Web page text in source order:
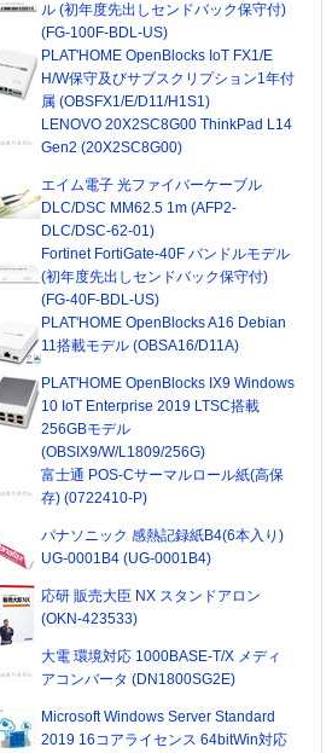
ル (初年度先出しセンドバック保守付)
(FG-100F-BDL-US)
PLAT'HOME OpenBlocks IoT FX1/E
H/W保守及びサブスクリプション1年付
属 (OBSFX1/E/D11/H1S1)
LENOVO 20X2SC8G00 ThinkPad L14
Gen2 (20X2SC8G00)
エイム電子 光ファイバーケーブル
DLC/DSC MM62.5 1m (AFP2-
DLC/DSC-62-01)
Fortinet FortiGate-40F バンドルモデル
(初年度先出しセンドバック保守付)
(FG-40F-BDL-US)
PLAT'HOME OpenBlocks A16 Debian
11搭載モデル (OBSA16/D11A)
PLAT'HOME OpenBlocks IX9 Windows
10 IoT Enterprise 2019 LTSC搭載
256GBモデル
(OBSIX9/W/L1809/256G)
富士通 POS-Cサーマルロール紙(高保
存) (0722410-P)
パナソニック 感熱記録紙B4(6本入り)
UG-0001B4 (UG-0001B4)
応研 販売大臣 NX スタンドアロン
(OKN-423533)
大電 環境対応 1000BASE-T/X メディ
アコンバータ (DN1800SG2E)
Microsoft Windows Server Standard
2019 16コアライセンス 64bitWin対応